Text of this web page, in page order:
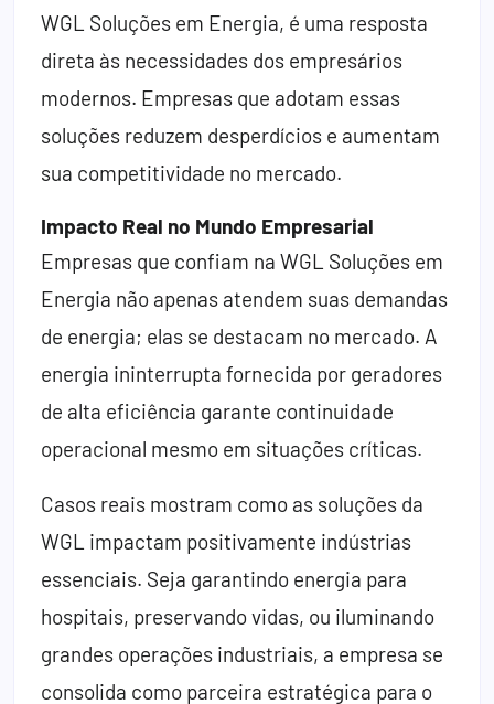
WGL Soluções em Energia, é uma resposta
direta às necessidades dos empresários
modernos. Empresas que adotam essas
soluções reduzem desperdícios e aumentam
sua competitividade no mercado.
Impacto Real no Mundo Empresarial
Empresas que confiam na WGL Soluções em
Energia não apenas atendem suas demandas
de energia; elas se destacam no mercado. A
energia ininterrupta fornecida por geradores
de alta eficiência garante continuidade
operacional mesmo em situações críticas.
Casos reais mostram como as soluções da
WGL impactam positivamente indústrias
essenciais. Seja garantindo energia para
hospitais, preservando vidas, ou iluminando
grandes operações industriais, a empresa se
consolida como parceira estratégica para o